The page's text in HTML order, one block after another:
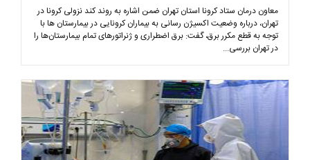
معاون درمان ستاد کرونا استان تهران ضمن اشاره به روند کند نزولی کرونا در
تهران، درباره وضعیت اکسیژن رسانی به بیماران کرونایی در بیمارستان ها با
توجه به قطع مکرر برق، گفت: برق اضطراری و ژنراتورهای تمام بیمارستان‌ها را
در تهران بررسی...